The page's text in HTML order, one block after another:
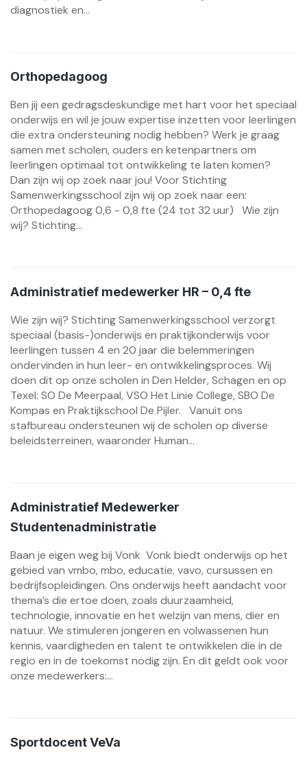
diagnostiek en...
Orthopedagoog
Ben jij een gedragsdeskundige met hart voor het speciaal
onderwijs en wil je jouw expertise inzetten voor leerlingen
die extra ondersteuning nodig hebben? Werk je graag
samen met scholen, ouders en ketenpartners om
leerlingen optimaal tot ontwikkeling te laten komen?
Dan zijn wij op zoek naar jou! Voor Stichting
Samenwerkingsschool zijn wij op zoek naar een:
Orthopedagoog 0,6 - 0,8 fte (24 tot 32 uur) Wie zijn
wij? Stichting...
Administratief medewerker HR – 0,4 fte
Wie zijn wij? Stichting Samenwerkingsschool verzorgt
speciaal (basis-)onderwijs en praktijkonderwijs voor
leerlingen tussen 4 en 20 jaar die belemmeringen
ondervinden in hun leer- en ontwikkelingsproces. Wij
doen dit op onze scholen in Den Helder, Schagen en op
Texel: SO De Meerpaal, VSO Het Linie College, SBO De
Kompas en Praktijkschool De Pijler. Vanuit ons
stafbureau ondersteunen wij de scholen op diverse
beleidsterreinen, waaronder Human...
Administratief Medewerker
Studentenadministratie
Baan je eigen weg bij Vonk Vonk biedt onderwijs op het
gebied van vmbo, mbo, educatie, vavo, cursussen en
bedrijfsopleidingen. Ons onderwijs heeft aandacht voor
thema’s die ertoe doen, zoals duurzaamheid,
technologie, innovatie en het welzijn van mens, dier en
natuur. We stimuleren jongeren en volwassenen hun
kennis, vaardigheden en talent te ontwikkelen die in de
regio en in de toekomst nodig zijn. En dit geldt ook voor
onze medewerkers:...
Sportdocent VeVa